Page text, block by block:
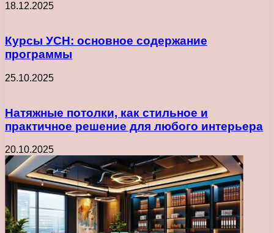
18.12.2025
Курсы УСН: основное содержание
программы
25.10.2025
Натяжные потолки, как стильное и
практичное решение для любого интерьера
20.10.2025